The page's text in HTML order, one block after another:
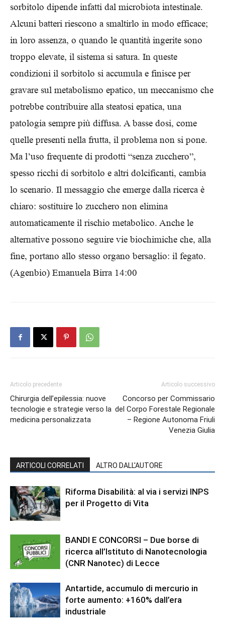
sorbitolo dipende infatti dal microbiota intestinale.
Alcuni batteri riescono a smaltirlo in modo efficace;
in loro assenza, o quando le quantità ingerite sono
troppo elevate, il sistema si satura. In queste
condizioni il sorbitolo si accumula e finisce per
gravare sul metabolismo epatico, un meccanismo che
potrebbe contribuire alla steatosi epatica, una
patologia sempre più diffusa. A basse dosi, come
quelle presenti nella frutta, il problema non si pone.
Ma l’uso frequente di prodotti “senza zucchero”,
spesso ricchi di sorbitolo e altri dolcificanti, cambia
lo scenario. Il messaggio che emerge dalla ricerca è
chiaro: sostituire lo zucchero non elimina
automaticamente il rischio metabolico. Anche le
alternative possono seguire vie biochimiche che, alla
fine, portano allo stesso organo bersaglio: il fegato.
(Agenbio) Emanuela Birra 14:00
Articolo precedente
Chirurgia dell’epilessia: nuove
tecnologie e strategie verso la
medicina personalizzata
Articolo successivo
Concorso per Commissario
del Corpo Forestale Regionale
– Regione Autonoma Friuli
Venezia Giulia
ARTICOLI CORRELATI ALTRO DALL'AUTORE
Riforma Disabilità: al via i servizi INPS
per il Progetto di Vita
BANDI E CONCORSI – Due borse di
ricerca all’Istituto di Nanotecnologia
(CNR Nanotec) di Lecce
Antartide, accumulo di mercurio in
forte aumento: +160% dall’era
industriale